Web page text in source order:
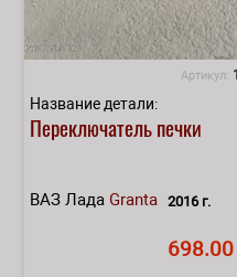
Артикул:
Название детали:
Переключатель печки
ВАЗ Лада Granta 2016 г.